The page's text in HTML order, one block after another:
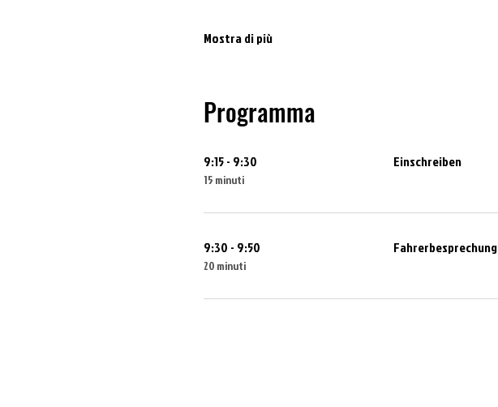
Mostra di più
Programma
9:15 - 9:30
15 minuti
Einschreiben
9:30 - 9:50
20 minuti
Fahrerbesprechung